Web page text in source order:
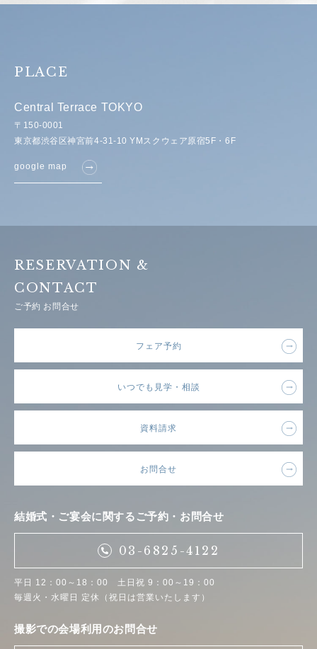
PLACE
Central Terrace TOKYO
〒150-0001
東京都渋谷区神宮前4-31-10 YMスクウェア原宿5F・6F
google map
RESERVATION &
CONTACT
ご予約 お問合せ
フェア予約
いつでも見学・相談
資料請求
お問合せ
結婚式・ご宴会に関するご予約・お問合せ
03-6825-4122
平日 12：00～18：00 土日祝 9：00～19：00
毎週火・水曜日 定休（祝日は営業いたします）
撮影での会場利用のお問合せ